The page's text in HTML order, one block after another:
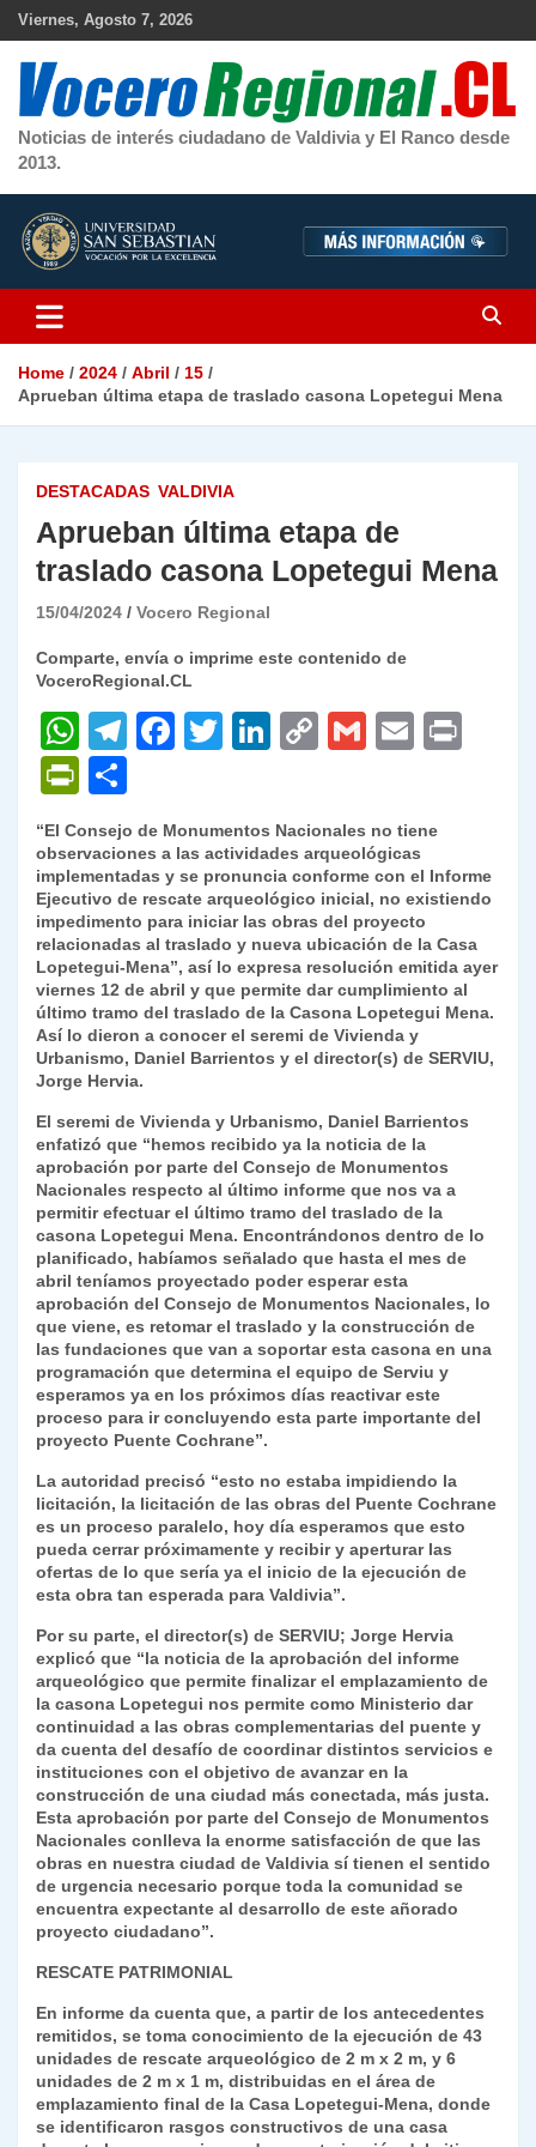
Skip
Viernes, Agosto 7, 2026
Noticias de interés ciudadano de Valdivia y El Ranco desde
2013.
Home 2024 Abril
15
Aprueban última etapa de traslado casona Lopetegui Mena
DESTACADAS VALDIVIA
Aprueban última etapa de
traslado casona Lopetegui Mena
15/04/2024 Vocero Regional
Comparte, envía o imprime este contenido de
VoceroRegional.CL
W
h
at
s
A
p
p
T
gr
a
m
F
e
b
o
o
k
T
er
Li
e
dI
n
C
y
Li
n
k
G
l
E
l
P
nt
Fr
ie
n
dl
y
o
m
p
ar
tir
“El Consejo de Monumentos Nacionales no tiene
observaciones a las actividades arqueológicas
implementadas y se pronuncia conforme con el Informe
Ejecutivo de rescate arqueológico inicial, no existiendo
impedimento para iniciar las obras del proyecto
relacionadas al traslado y nueva ubicación de la Casa
Lopetegui-Mena”, así lo expresa resolución emitida ayer
viernes 12 de abril y que permite dar cumplimiento al
último tramo del traslado de la Casona Lopetegui Mena.
Así lo dieron a conocer el seremi de Vivienda y
Urbanismo, Daniel Barrientos y el director(s) de SERVIU,
Jorge Hervia.
El seremi de Vivienda y Urbanismo, Daniel Barrientos
enfatizó que “hemos recibido ya la noticia de la
aprobación por parte del Consejo de Monumentos
Nacionales respecto al último informe que nos va a
permitir efectuar el último tramo del traslado de la
casona Lopetegui Mena. Encontrándonos dentro de lo
planificado, habíamos señalado que hasta el mes de
abril teníamos proyectado poder esperar esta
aprobación del Consejo de Monumentos Nacionales, lo
que viene, es retomar el traslado y la construcción de
las fundaciones que van a soportar esta casona en una
programación que determina el equipo de Serviu y
esperamos ya en los próximos días reactivar este
proceso para ir concluyendo esta parte importante del
proyecto Puente Cochrane”.
La autoridad precisó “esto no estaba impidiendo la
licitación, la licitación de las obras del Puente Cochrane
es un proceso paralelo, hoy día esperamos que esto
pueda cerrar próximamente y recibir y aperturar las
ofertas de lo que sería ya el inicio de la ejecución de
esta obra tan esperada para Valdivia”.
Por su parte, el director(s) de SERVIU; Jorge Hervia
explicó que “la noticia de la aprobación del informe
arqueológico que permite finalizar el emplazamiento de
la casona Lopetegui nos permite como Ministerio dar
continuidad a las obras complementarias del puente y
da cuenta del desafío de coordinar distintos servicios e
instituciones con el objetivo de avanzar en la
construcción de una ciudad más conectada, más justa.
Esta aprobación por parte del Consejo de Monumentos
Nacionales conlleva la enorme satisfacción de que las
obras en nuestra ciudad de Valdivia sí tienen el sentido
de urgencia necesario porque toda la comunidad se
encuentra expectante al desarrollo de este añorado
proyecto ciudadano”.
RESCATE PATRIMONIAL
En informe da cuenta que, a partir de los antecedentes
remitidos, se toma conocimiento de la ejecución de 43
unidades de rescate arqueológico de 2 m x 2 m, y 6
unidades de 2 m x 1 m, distribuidas en el área de
emplazamiento final de la Casa Lopetegui-Mena, donde
se identificaron rasgos constructivos de una casa